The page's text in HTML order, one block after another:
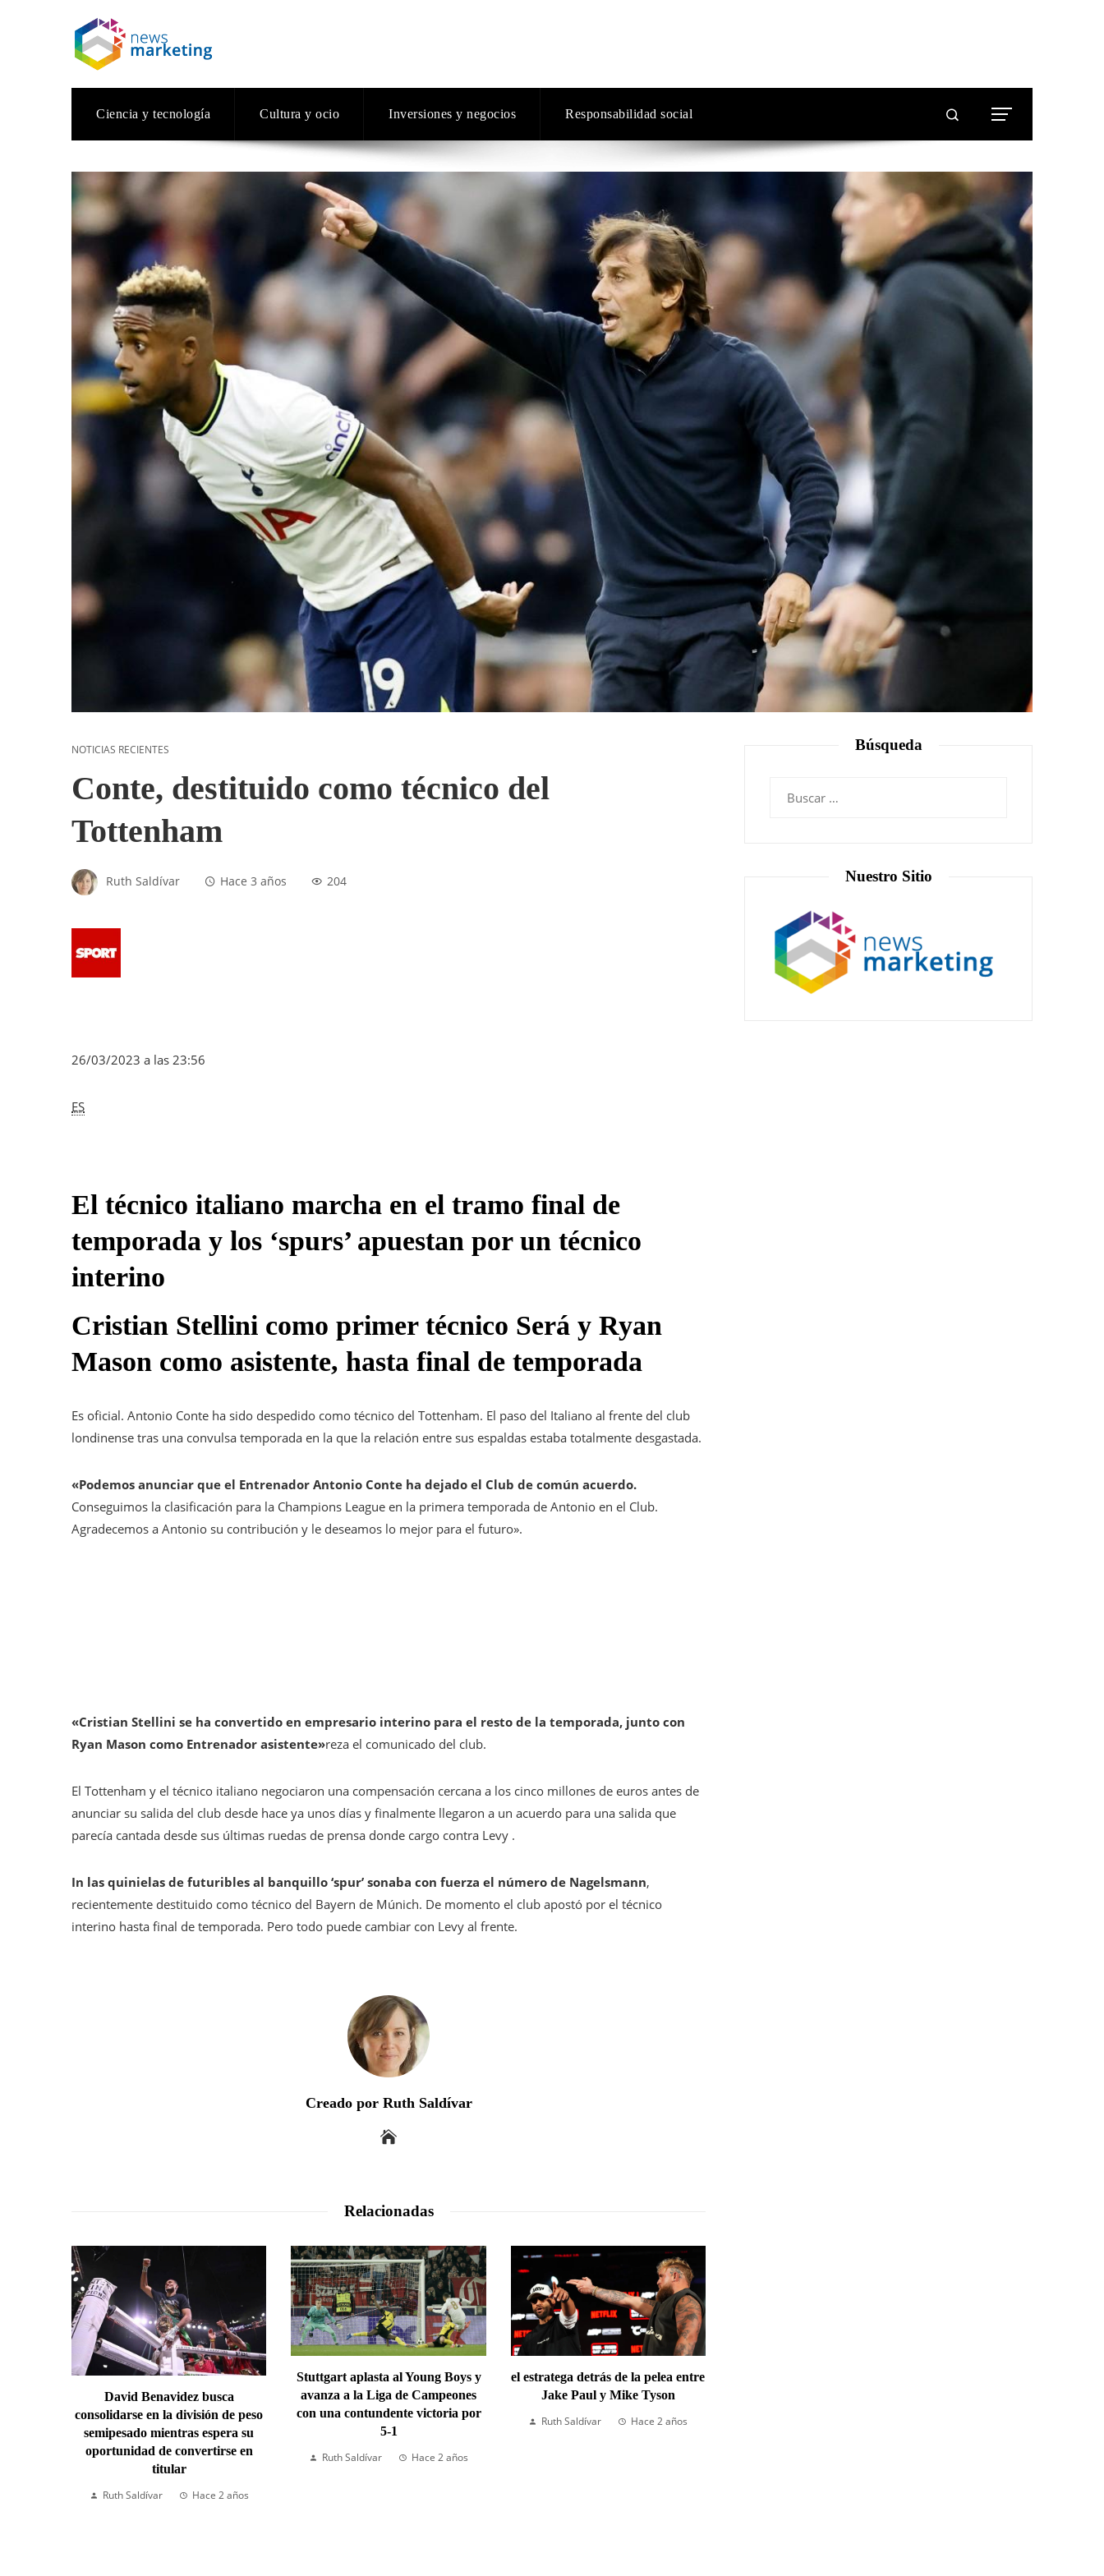
Ciencia y tecnología Cultura y ocio Inversiones y negocios Responsabilidad social
NOTICIAS RECIENTES
Conte, destituido como técnico del
Tottenham
Ruth Saldívar Hace 3 años 204
26/03/2023 a las 23:56
ES
El técnico italiano marcha en el tramo final de
temporada y los ‘spurs’ apuestan por un técnico
interino
Cristian Stellini como primer técnico Será y Ryan
Mason como asistente, hasta final de temporada
Es oficial. Antonio Conte ha sido despedido como técnico del Tottenham. El paso del Italiano al frente del club
londinense tras una convulsa temporada en la que la relación entre sus espaldas estaba totalmente desgastada.
«Podemos anunciar que el Entrenador Antonio Conte ha dejado el Club de común acuerdo.
Conseguimos la clasificación para la Champions League en la primera temporada de Antonio en el Club.
Agradecemos a Antonio su contribución y le deseamos lo mejor para el futuro».
«Cristian Stellini se ha convertido en empresario interino para el resto de la temporada, junto con
Ryan Mason como Entrenador asistente»reza el comunicado del club.
El Tottenham y el técnico italiano negociaron una compensación cercana a los cinco millones de euros antes de
anunciar su salida del club desde hace ya unos días y finalmente llegaron a un acuerdo para una salida que
parecía cantada desde sus últimas ruedas de prensa donde cargo contra Levy .
In las quinielas de futuribles al banquillo ‘spur’ sonaba con fuerza el número de Nagelsmann,
recientemente destituido como técnico del Bayern de Múnich. De momento el club apostó por el técnico
interino hasta final de temporada. Pero todo puede cambiar con Levy al frente.
Creado por Ruth Saldívar
Relacionadas
David Benavidez busca
consolidarse en la división de peso
semipesado mientras espera su
oportunidad de convertirse en
titular
Ruth Saldívar
Hace 2 años
Stuttgart aplasta al Young Boys y
avanza a la Liga de Campeones
con una contundente victoria por
5-1
Ruth Saldívar
Hace 2 años
el estratega detrás de la pelea entre
Jake Paul y Mike Tyson
Ruth Saldívar
Hace 2 años
Búsqueda
Nuestro Sitio